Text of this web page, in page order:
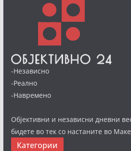
-Независно
-Реално
-Навремено
Објективни и независни дневни
бидете во тек со настаните во
Категории